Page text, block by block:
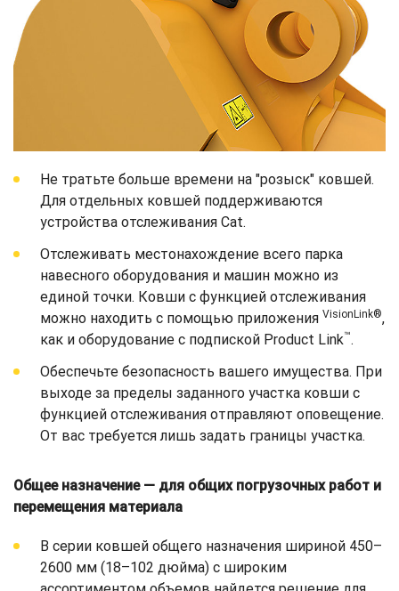
Не тратьте больше времени на "розыск" ковшей.
Для отдельных ковшей поддерживаются
устройства отслеживания Cat.
Отслеживать местонахождение всего парка
навесного оборудования и машин можно из
единой точки. Ковши с функцией отслеживания
можно находить с помощью приложения VisionLink®,
как и оборудование с подпиской Product Link™.
Обеспечьте безопасность вашего имущества. При
выходе за пределы заданного участка ковши с
функцией отслеживания отправляют оповещение.
От вас требуется лишь задать границы участка.
Общее назначение — для общих погрузочных работ и
перемещения материала
В серии ковшей общего назначения шириной 450–
2600 мм (18–102 дюйма) с широким